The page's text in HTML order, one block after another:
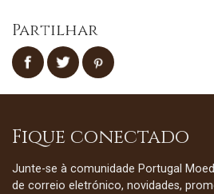
Partilhar
Fique conectado
Junte-se à comunidade Portugal
de correio eletrónico, novidades,